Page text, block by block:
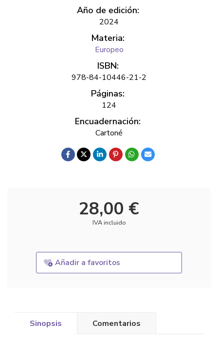
Año de edición:
2024
Materia:
Europeo
ISBN:
978-84-10446-21-2
Páginas:
124
Encuadernación:
Cartoné
28,00 €
IVA incluido
Añadir a favoritos
Sinopsis Comentarios